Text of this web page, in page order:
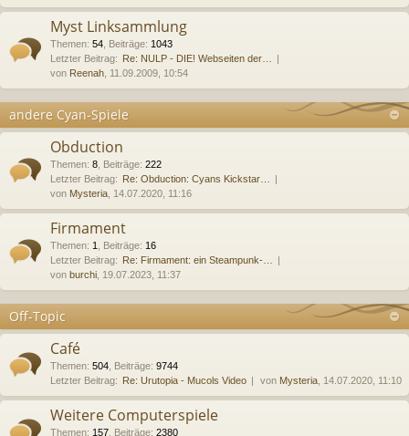
Myst Linksammlung
Themen: 54 Beiträge: 1043
Letzter Beitrag: Re: NULP - DIE! Webseiten der…
von Reenah , 11.09.2009, 10:54
andere Cyan-Spiele
Obduction
Themen: 8 Beiträge: 222
Letzter Beitrag: Re: Obduction: Cyans Kickstar…
von Mysteria , 14.07.2020, 11:16
Firmament
Themen: 1 Beiträge: 16
Letzter Beitrag: Re: Firmament: ein Steampunk-…
von burchi , 19.07.2023, 11:37
Off-Topic
Café
Themen: 504 Beiträge: 9744
Letzter Beitrag: Re: Urutopia - Mucols Video von Mysteria , 14.07.2020, 11:10
Weitere Computerspiele
Themen: 157 Beiträge: 2380